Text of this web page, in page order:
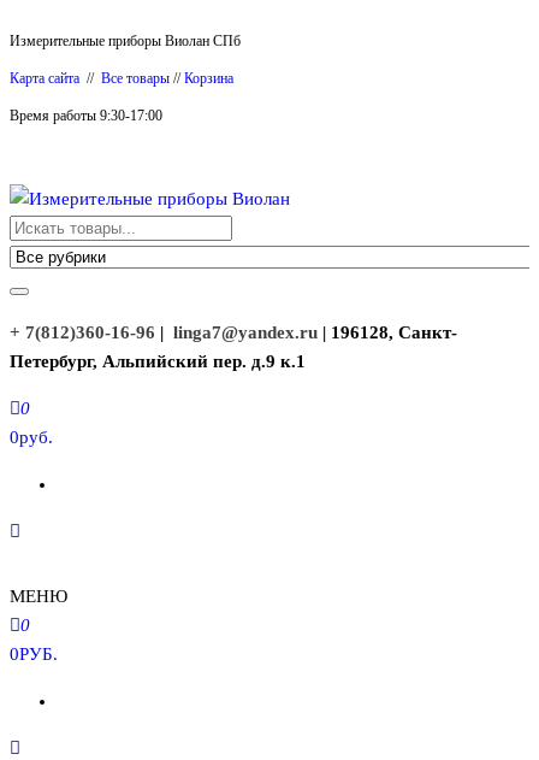
к
содержимому
Измерительные приборы Виолан СПб
Карта сайта // Все товары //Корзина
Время работы 9:30-17:00
Измерительные приборы Виолан
+ 7(812)360-16-96 | linga7@yandex.ru | 196128, Санкт-
Петербург, Альпийский пер. д.9 к.1
0
0руб.
МЕНЮ
0
0РУБ.